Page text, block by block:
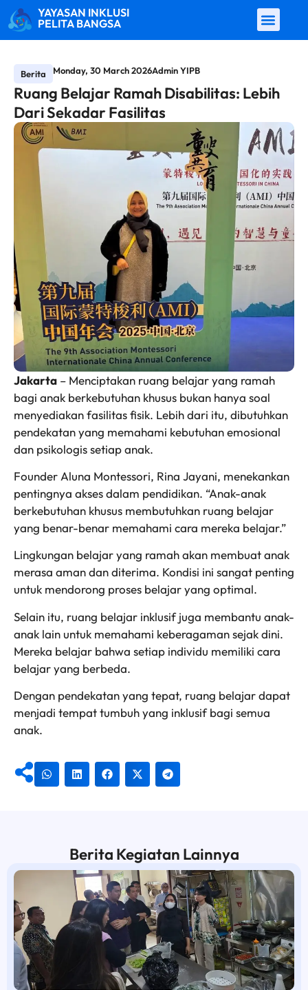
YAYASAN INKLUSI
PELITA BANGSA
Berita Monday, 30 March 2026Admin YIPB
Ruang Belajar Ramah Disabilitas: Lebih
Dari Sekadar Fasilitas
Jakarta – Menciptakan ruang belajar yang ramah
bagi anak berkebutuhan khusus bukan hanya soal
menyediakan fasilitas fisik. Lebih dari itu, dibutuhkan
pendekatan yang memahami kebutuhan emosional
dan psikologis setiap anak.
Founder Aluna Montessori, Rina Jayani, menekankan
pentingnya akses dalam pendidikan. “Anak-anak
berkebutuhan khusus membutuhkan ruang belajar
yang benar-benar memahami cara mereka belajar.”
Lingkungan belajar yang ramah akan membuat anak
merasa aman dan diterima. Kondisi ini sangat penting
untuk mendorong proses belajar yang optimal.
Selain itu, ruang belajar inklusif juga membantu anak-
anak lain untuk memahami keberagaman sejak dini.
Mereka belajar bahwa setiap individu memiliki cara
belajar yang berbeda.
Dengan pendekatan yang tepat, ruang belajar dapat
menjadi tempat tumbuh yang inklusif bagi semua
anak.
Berita Kegiatan Lainnya